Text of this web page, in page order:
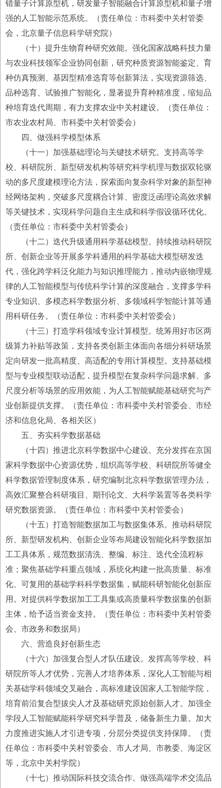
错量子计算原型机，研发量子智能融合计算原型机和量子增
强的人工智能示范系统。（责任单位：市科委中关村管委
会，北京量子信息科学研究院）
（十）提升生物育种研究效能。强化国家战略科技力量
与农业科技领军企业协同创新，研究种质资源智能鉴定、育
种仿真预测、基因型精准选育等创新算法，实现资源筛选、
品种选育、试验推广智能化，显著提升育种精准度，缩短品
种培育迭代周期，有力支撑农业中关村建设。（责任单位：
市农业农村局、市科委中关村管委会）
四、做强科学模型体系
（十一）加强基础理论与关键技术研究。支持高等学
校、科研院所、新型研发机构等研究科学机理与数据双轮驱
动的多尺度建模理论方法，探索面向复杂科学对象的新型神
经网络架构，突破多尺度耦合计算、密度泛函理论高效求解
等关键技术，实现科学问题自主生成和科学假设循环优化。
（责任单位：市科委中关村管委会）
（十二）迭代升级通用科学基础模型。持续推动科研院
所、创新企业等开展多学科通用的科学基础大模型研发迭
代，强化跨学科泛化能力与知识推理能力，推动内嵌物理规
律的人工智能模型与传统科学计算的深度融合，支撑多学科
专业知识、多模态科学数据分析、多领域科学智能计算等通
用科研任务。（责任单位：市科委中关村管委会）
（十三）打造学科领域专业计算模型。统筹用好市区两
级算力补贴等政策，支持各类创新主体面向各细分科研场景
定向研发一批高精度、高适配的专用计算模型。支持基础模
型与专业模型联动适配，提升模型在复杂科学问题求解、多
尺度分析等场景的应用效能，为人工智能赋能基础研究与产
业创新提供支撑。（责任单位：市科委中关村管委会、市经
济和信息化局、各相关区）
五、夯实科学数据基础
（十四）推进北京科学数据中心建设。充分发挥在京国
家科学数据中心资源优势，组织高等学校、科研院所等健全
科学数据管理制度体系，研究编制北京科学数据管理办法，
高效汇聚整合科研项目、期刊论文、大科学装置等各类科学
研究数据资源。（责任单位：市科委中关村管委会）
（十五）打造智能数据加工与数据集体系。推动科研院
所、新型研发机构、创新企业等布局建设智能化科学数据加
工工具体系，规范数据清洗、整编、标注、迭代全流程标
准；聚焦基础学科重点领域，系统化构建一批高质量、标准
化、可复用的基础学科科学数据集，赋能科研智能化创新应
用。对提供科学数据加工工具集或高质量科学数据集的创新
主体，给予适当资金支持。（责任单位：市科委中关村管委
会、市政务和数据局）
六、营造良好创新生态
（十六）加强复合型人才队伍建设。发挥高等学校、科
研院所等人才优势，完善人才培养体系，深化人工智能与相
关基础学科领域交叉融合，高标准建设国家人工智能学院，
培育前沿复合型拔尖人才及基础研究原始创新人才。加强全
学段人工智能赋能科学研究科学普及，储备新生力量。加大
力度推进实施人才引进专项，分层分类提供支持保障。（责
任单位：市科委中关村管委会、市人才局、市教委、海淀区
等，北京中关村学院）
（十七）推动国际科技交流合作。做强高端学术交流品